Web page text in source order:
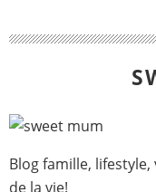
Blog famille,
de la vie!